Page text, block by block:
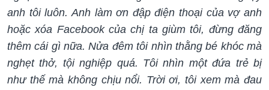
anh tôi luôn. Anh làm ơn đập điện thoại của vợ anh
hoặc xóa Facebook của chị ta giùm tôi, đừng đăng
thêm cái gì nữa. Nửa đêm tôi nhìn thằng bé khóc mà
nghẹt thở, tội nghiệp quá. Tôi nhìn một đứa trẻ bị
như thế mà không chịu nổi. Trời ơi, tôi xem mà đau